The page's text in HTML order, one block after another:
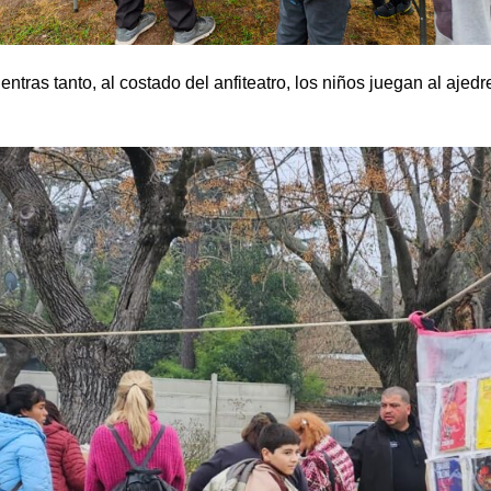
tanto, al costado del anfiteatro, los niños juegan al